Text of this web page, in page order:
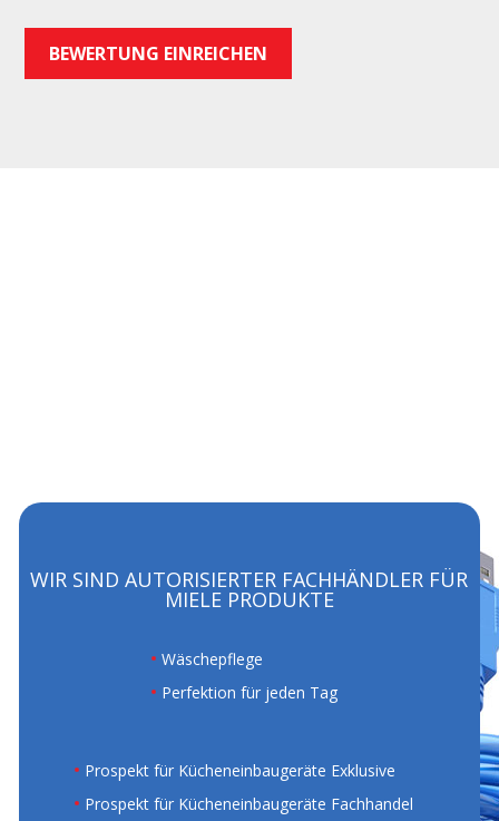
BEWERTUNG EINREICHEN
WIR SIND AUTORISIERTER FACHHÄNDLER FÜR
MIELE PRODUKTE
Wäschepflege
Perfektion für jeden Tag
Prospekt für Kücheneinbaugeräte Exklusive
Prospekt für Kücheneinbaugeräte Fachhandel